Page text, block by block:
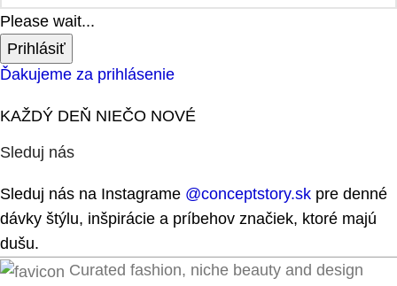
Please wait...
Prihlásiť
Ďakujeme za prihlásenie
KAŽDÝ DEŇ NIEČO NOVÉ
Sleduj nás
Sleduj nás na Instagrame @conceptstory.sk pre denné
dávky štýlu, inšpirácie a príbehov značiek, ktoré majú
dušu.
Curated fashion, niche beauty and design